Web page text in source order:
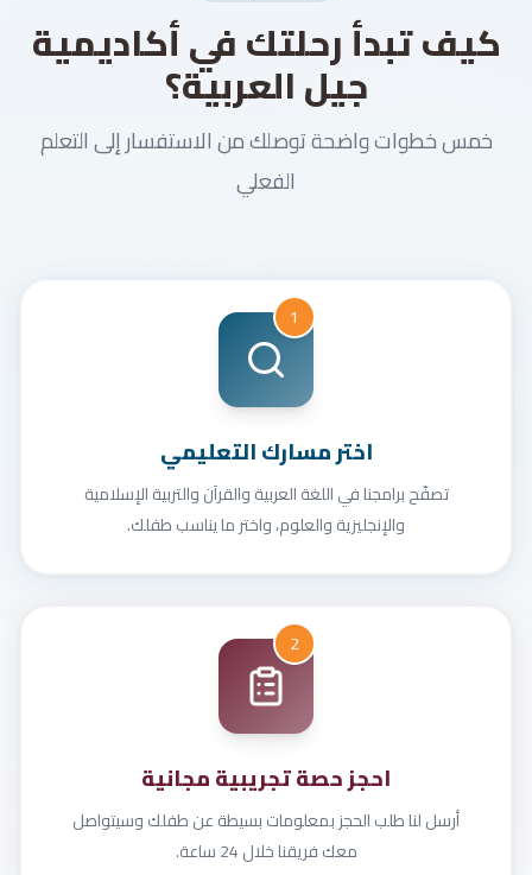
كيف تبدأ رحلتك في أكاديمية
جيل العربية؟
خمس خطوات واضحة توصلك من الاستفسار إلى التعلم
الفعلي
1
اختر مسارك التعليمي
تصفّح برامجنا في اللغة العربية والقرآن والتربية الإسلامية
والإنجليزية والعلوم، واختر ما يناسب طفلك.
2
احجز حصة تجريبية مجانية
أرسل لنا طلب الحجز بمعلومات بسيطة عن طفلك وسيتواصل
معك فريقنا خلال 24 ساعة.